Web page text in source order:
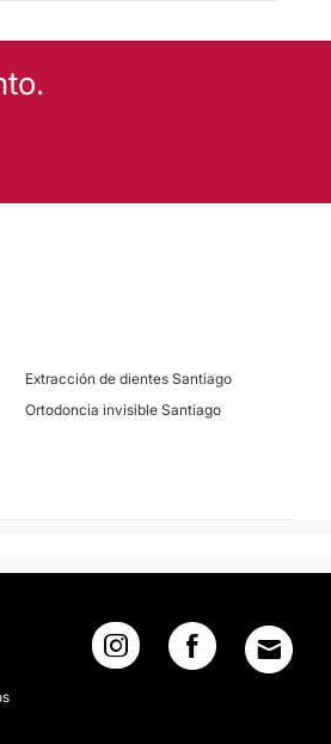
Extracción de dientes Santiago
Ortodoncia invisible Santiago